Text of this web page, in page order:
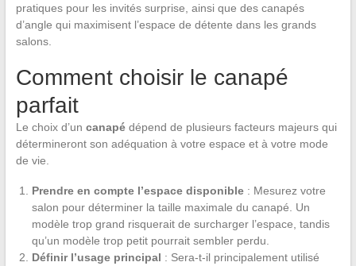
pratiques pour les invités surprise, ainsi que des canapés
d’angle qui maximisent l’espace de détente dans les grands
salons.
Comment choisir le canapé
parfait
Le choix d’un canapédépend de plusieurs facteurs majeurs qui
détermineront son adéquation à votre espace et à votre mode
de vie.
Prendre en compte l’espace disponible: Mesurez votre
salon pour déterminer la taille maximale du canapé. Un
modèle trop grand risquerait de surcharger l’espace, tandis
qu’un modèle trop petit pourrait sembler perdu.
Définir l’usage principal : Sera-t-il principalement utilisé